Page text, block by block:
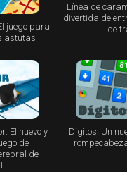
juego para
astutas
Línea de
divertida de
de
El nuevo y
de
de
Dígitos: Un